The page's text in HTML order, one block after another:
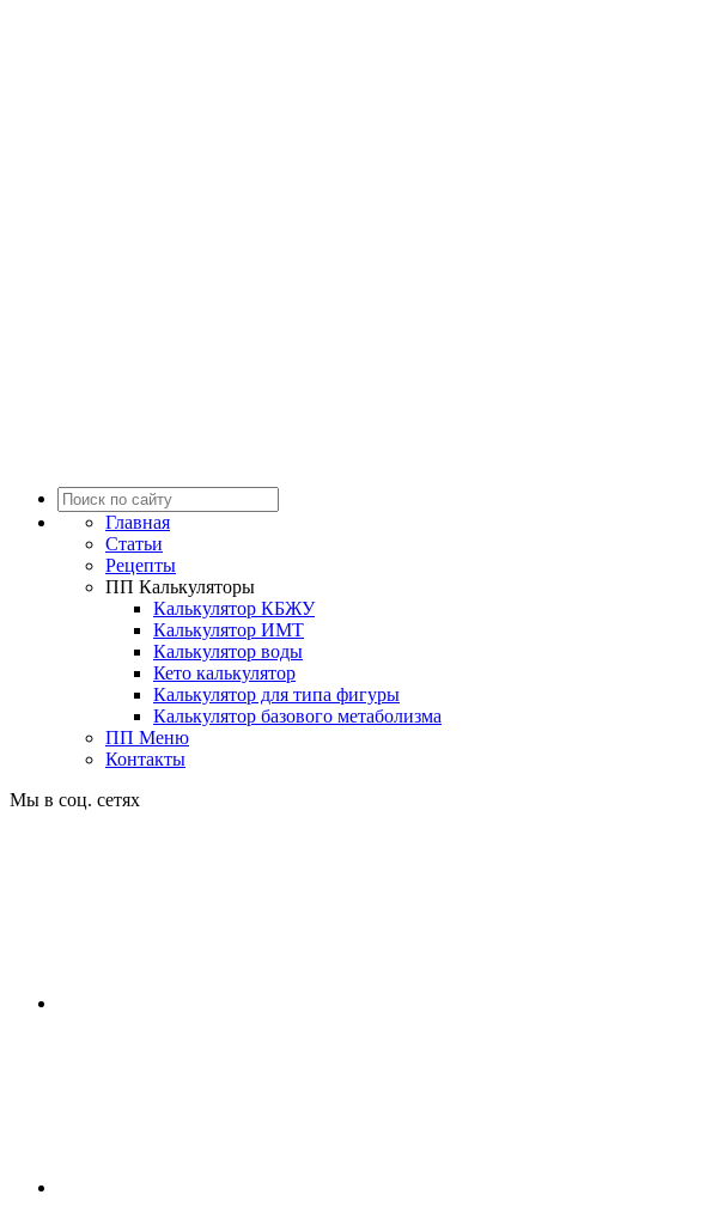
Главная
Статьи
Рецепты
ПП Калькуляторы
Калькулятор КБЖУ
Калькулятор ИМТ
Калькулятор воды
Кето калькулятор
Калькулятор для типа фигуры
Калькулятор базового метаболизма
ПП Меню
Контакты
Мы в соц. сетях